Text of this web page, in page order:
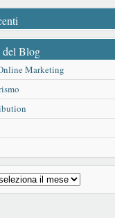
del Blog
Marketing